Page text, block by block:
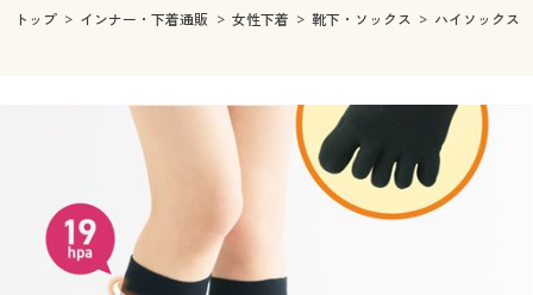
レディースファッション
インナー・下着通販すべて
ジュニア・ティーンズ下着
メンズ
メンズファッション
メンズ下着
家電・雑貨すべて
家電
キッチン・雑貨・日用品
寝具・インテリア・家具
寝具・インテリア・家具通販すべて
家具・収納
美容・健康
美容・健康通販すべて
制服・スクール
ジュニア・ティーンズ下着
キッチン・雑貨・日用品
寝具・インテリア・家具通販すべて
家具・収納
寝具・ベッド
美容・健康通販すべて
美容・健康・サプリメント
制服・スクール
制服・スクールすべて
大きいサイズ
トップ インナー・下着通販 女性下着 靴下・ソックス ハイソックス